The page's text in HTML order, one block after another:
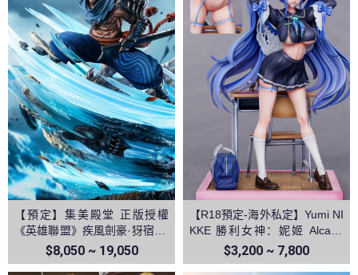
【預定】集美殿堂 正版授權
《英雄聯盟》疾風劍豪·犽宿 亞
$8,050 ~ 19,050
【R18預定-海外私定】Yumi NI
KKE 勝利女神：妮姬 Alcana
阿爾卡娜$3,200 ~ 7,800